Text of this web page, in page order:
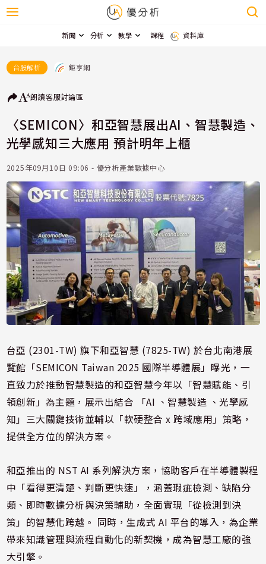
新聞 分析 教學 課程 資料庫
台股解析 鉅亨網
朗讀客服討論區
〈SEMICON〉和亞智慧展出AI、智慧製造、
光學感知三大應用 預計明年上櫃
2025年09月10日 09:06 - 優分析產業數據中心
台亞 (2301-TW) 旗下和亞智慧 (7825-TW) 於台北南港展
覽館「SEMICON Taiwan 2025 國際半導體展」曝光，一
直致力於推動智慧製造的和亞智慧今年以「智慧賦能、引
領創新」為主題，展示出結合 「AI 、智慧製造 、光學感
知」三大關鍵技術並輔以「軟硬整合 x 跨域應用」策略，
提供全方位的解決方案。
和亞推出的 NST AI 系列解決方案，協助客戶在半導體製程
中「看得更清楚、判斷更快速」，涵蓋瑕疵檢測、缺陷分
類、即時數據分析與決策輔助，全面實現「從檢測到決
策」的智慧化跨越。 同時，生成式 AI 平台的導入，為企業
帶來知識管理與流程自動化的新契機，成為智慧工廠的強
大引擎。